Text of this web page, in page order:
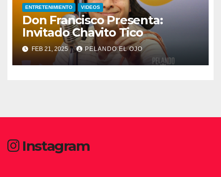
ENTRETENIMIENTO VIDEOS
Don Francisco Presenta:
Invitado Chavito Tico
FEB 21, 2025 PELANDO EL OJO
Instagram